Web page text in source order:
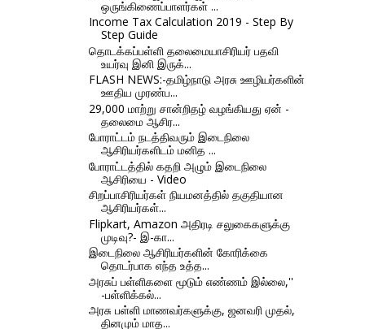
ஒருங்கிணைப்பாளர்கள் ...
Income Tax Calculation 2019 - Step By
Step Guide
தொடக்கப்பள்ளி தலைமையாசிரியர் பதவி
உயர்வு இனி இருக்...
FLASH NEWS:-தமிழ்நாடு அரசு ஊழியர்களின்
ஊதிய முரண்ப...
29,000 மாற்று சான்றிதழ் வழங்கியது ஏன் -
தலைமை ஆசிர...
போராட்டம் நடத்திவரும் இடைநிலை
ஆசிரியர்களிடம் மனித ...
போராட்டத்தில் கதறி அழும் இடைநிலை
ஆசிரியை - Video
சிறப்பாசிரியர்கள் நியமனத்தில் தகுதியான
ஆசிரியர்கள்...
Flipkart, Amazon அதிரடி சலுகைகளுக்கு
முடிவு?- இ-கா...
இடைநிலை ஆசிரியர்களின் கோரிக்கை
தொடர்பாக எந்த உத்த...
அரசுப் பள்ளிகளை மூடும் எண்ணம் இல்லை,''
-பள்ளிக்கல்...
அரசு பள்ளி மாணவர்களுக்கு, ஜனவரி முதல்,
தினமும் மாத...